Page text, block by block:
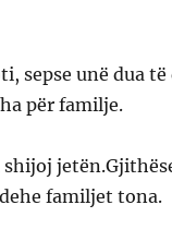
sepse unë dua
për familje.
familjet tona.